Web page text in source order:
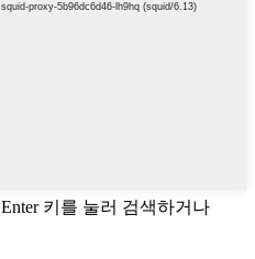
Enter 키를 눌러 검색하거나